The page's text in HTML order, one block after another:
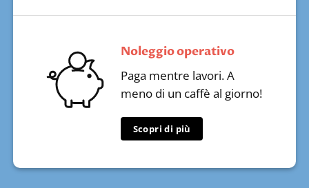
Noleggio operativo
Paga mentre lavori. A
meno di un caffè al giorno!
Scopri di più